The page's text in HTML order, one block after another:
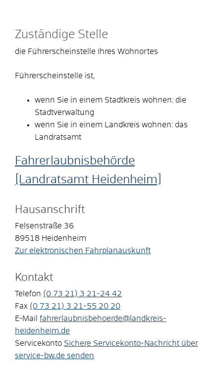
Zuständige Stelle
die Führerscheinstelle Ihres Wohnortes
Führerscheinstelle ist,
wenn Sie in einem Stadtkreis wohnen: die
Stadtverwaltung
wenn Sie in einem Landkreis wohnen: das
Landratsamt
Fahrerlaubnisbehörde
[Landratsamt Heidenheim]
Hausanschrift
Felsenstraße 36
89518 Heidenheim
Zur elektronischen Fahrplanauskunft
Kontakt
Telefon (0 73 21) 3 21-24 42
Fax (0 73 21) 3 21-55 20 20
E-Mail fahrerlaubnisbehoerde@landkreis-
heidenheim.de
Servicekonto Sichere Servicekonto-Nachricht über
service-bw.de senden